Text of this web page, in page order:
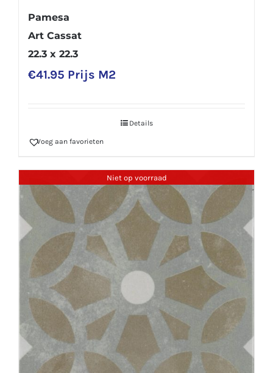
Pamesa
Art Cassat
22.3 x 22.3
€41.95 Prijs M2
Details
Voeg aan favorieten
Niet op voorraad